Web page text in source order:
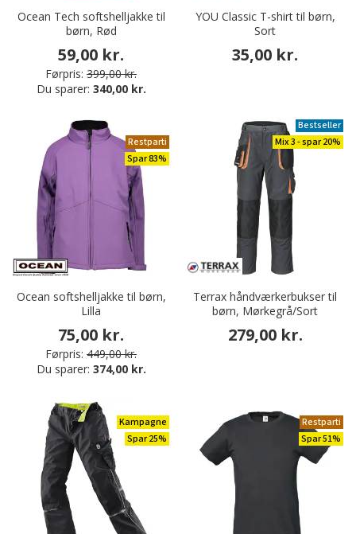
Ocean Tech softshelljakke til
børn, Rød
59,00 kr.
Førpris: 399,00 kr.
Du sparer: 340,00 kr.
YOU Classic T-shirt til børn,
Sort
35,00 kr.
Restparti
Spar 83%
Ocean softshelljakke til børn,
Lilla
75,00 kr.
Førpris: 449,00 kr.
Du sparer: 374,00 kr.
Bestseller
Mix 3 - spar 20%
Terrax håndværkerbukser til
børn, Mørkegrå/Sort
279,00 kr.
Kampagne
Spar 25%
Restparti
Spar 51%